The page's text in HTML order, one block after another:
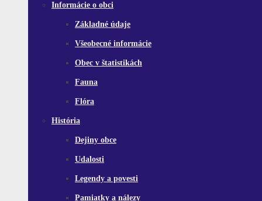
Informácie o obci
Základné údaje
Všeobecné informácie
Obec v štatistikách
Fauna
Flóra
História
Dejiny obce
Udalosti
Legendy a povesti
Pamiatky a nálezy